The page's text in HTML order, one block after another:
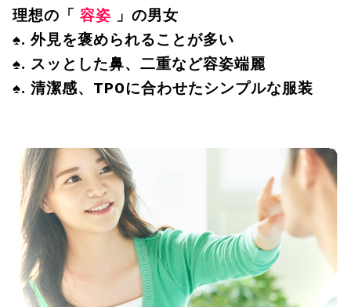
理想の「 容姿 」の男女
♠. 外見を褒められることが多い
♠. スッとした鼻、二重など容姿端麗
♠. 清潔感、TPOに合わせたシンプルな服装